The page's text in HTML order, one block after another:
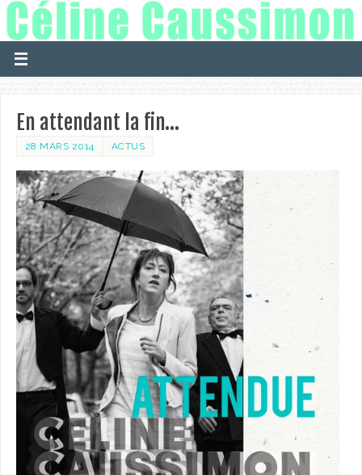
En attendant la fin…
28 MARS 2014 ACTUS